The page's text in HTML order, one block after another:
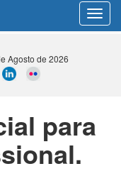
Toggle
Agosto de 2026
para